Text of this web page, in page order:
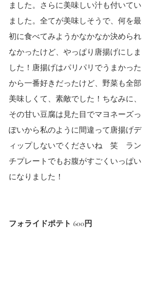
ました。さらに美味しい汁も付いてい
ました。全てが美味しそうで、何を最
初に食べてみようかなかなか決められ
なかったけど、やっぱり唐揚げにしま
した！唐揚げはパリパリでうまかった
から一番好きだったけど、野菜も全部
美味しくて、素敵でした！ちなみに、
その甘い豆腐は見た目でマヨネーズっ
ぽいから私のように間違って唐揚げデ
ィップしないでくださいね　笑　ラン
チプレートでもお腹がすごくいっぱい
になりました！
フォライドポテト 600円